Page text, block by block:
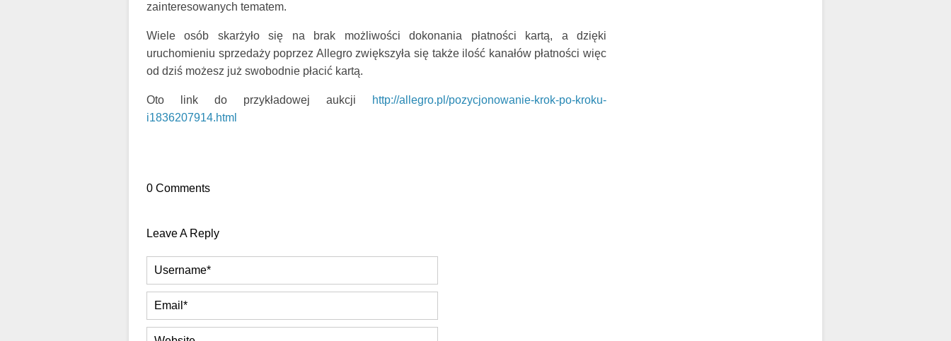
zainteresowanych tematem.
Wiele osób skarżyło się na brak możliwości dokonania płatności kartą, a dzięki
uruchomieniu sprzedaży poprzez Allegro zwiększyła się także ilość kanałów płatności więc
od dziś możesz już swobodnie płacić kartą.
Oto link do przykładowej aukcji
http://allegro.pl/pozycjonowanie-krok-po-kroku-
i1836207914.html
0 Comments
Leave A Reply